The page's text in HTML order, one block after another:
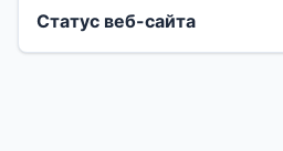
Статус веб-сайта